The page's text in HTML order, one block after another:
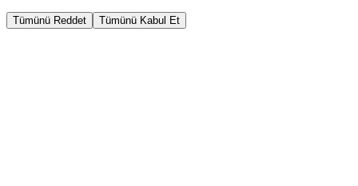
Tümünü Reddet Tümünü Kabul Et